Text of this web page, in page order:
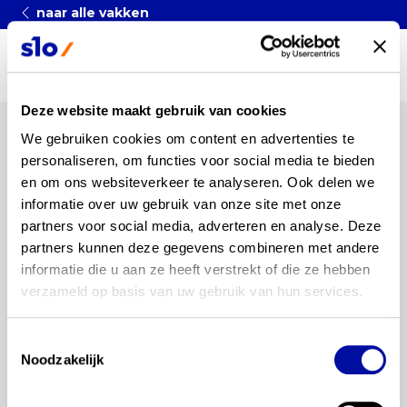
Deze website maakt gebruik van cookies
We gebruiken cookies om content en advertenties te
personaliseren, om functies voor social media te bieden
en om ons websiteverkeer te analyseren. Ook delen we
informatie over uw gebruik van onze site met onze
partners voor social media, adverteren en analyse. Deze
partners kunnen deze gegevens combineren met andere
informatie die u aan ze heeft verstrekt of die ze hebben
verzameld op basis van uw gebruik van hun services.
Noodzakelijk
naar alle vakken
Terug
Meertaligheid in
Nederland
Redactie Geplaatst op 24 maart 2022
de ideologische eentalige norm en wat dat
Nederlands. Daarna praatten Erik-Jan Bakker,